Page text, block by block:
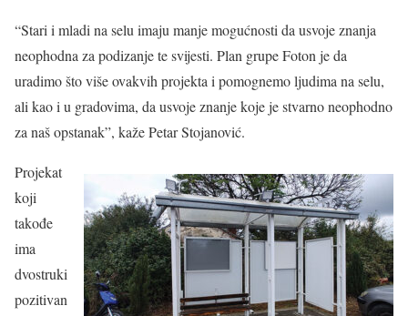
“Stari i mladi na selu imaju manje mogućnosti da usvoje znanja
neophodna za podizanje te svijesti. Plan grupe Foton je da
uradimo što više ovakvih projekta i pomognemo ljudima na selu,
ali kao i u gradovima, da usvoje znanje koje je stvarno neophodno
za naš opstanak”, kaže Petar Stojanović.
Projekat
koji
takođe
ima
dvostruki
pozitivan